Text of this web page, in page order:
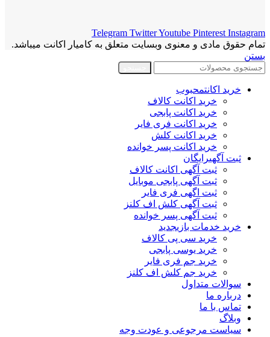
Telegram TwitterYoutube Pinterest Instagram
تمام حقوق مادی و معنوی وبسایت متعلق به کامیار اکانت میباشد.
بستن
خرید اکانتمحبوب
خرید اکانت کالاف
خرید اکانت پابجی
خرید اکانت فری فایر
خرید اکانت کلش
خرید اکانت پسر خوانده
ثبت آگهیرایگان
ثبت آگهی اکانت کالاف
ثبت آگهی پابجی موبایل
ثبت اگهی فری فایر
ثبت آگهی کلش اف کلنز
ثبت آگهی پسر خوانده
خرید خدمات بازیجدید
خرید سی پی کالاف
خرید یوسی پابجی
خرید جم فری فایر
خرید جم کلش اف کلنز
سوالات متداول
درباره ما
تماس با ما
وبلاگ
سیاست مرجوعی و عودت وجه